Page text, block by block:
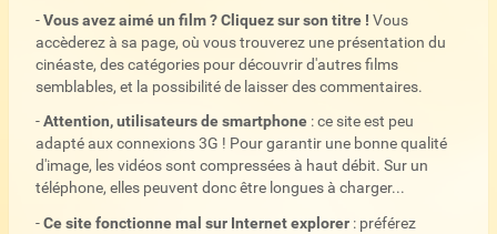
-Vous avez aimé un film ? Cliquez sur son titre ! Vous
accèderez à sa page, où vous trouverez une présentation du
cinéaste, des catégories pour découvrir d'autres films
semblables, et la possibilité de laisser des commentaires.
-Attention, utilisateurs de smartphone : ce site est peu
adapté aux connexions 3G ! Pour garantir une bonne qualité
d'image, les vidéos sont compressées à haut débit. Sur un
téléphone, elles peuvent donc être longues à charger...
-Ce site fonctionne mal sur Internet explorer : préférez